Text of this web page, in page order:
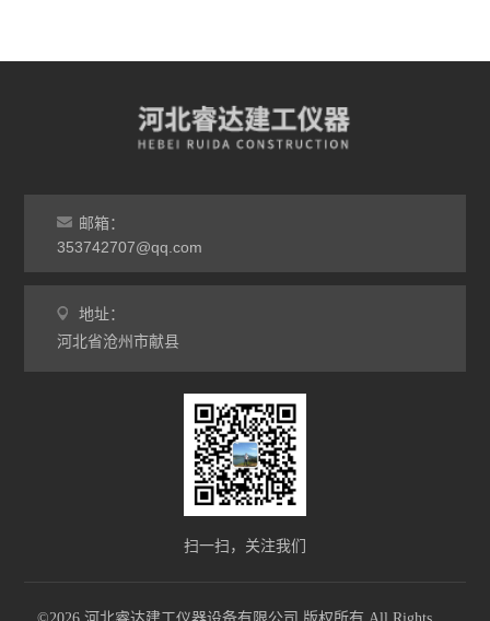
邮箱：
353742707@qq.com
地址：
河北省沧州市献县
扫一扫，关注我们